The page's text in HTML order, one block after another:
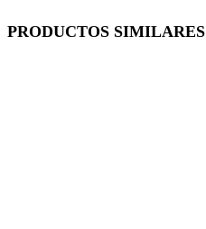
PRODUCTOS SIMILARES